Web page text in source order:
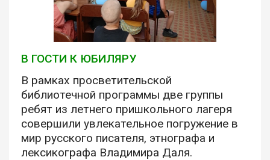
В ГОСТИ К ЮБИЛЯРУ
В рамках просветительской
библиотечной программы две группы
ребят из летнего пришкольного лагеря
совершили увлекательное погружение в
мир русского писателя, этнографа и
лексикографа Владимира Даля.